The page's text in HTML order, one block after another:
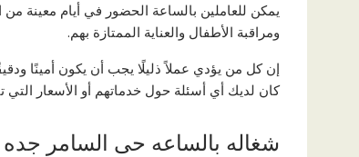
يمكن للعاملين بالساعة الحضور في أيام معينة
ومراقبة الأطفال والعناية الممتازة بهم.
إن كل من يؤدي عملاً ذليلًا يجب أن يكون أمينًا
كان لديك أي أسئلة حول خدماتهم أو الأسعار
شغاله بالساعه حى السامر جده